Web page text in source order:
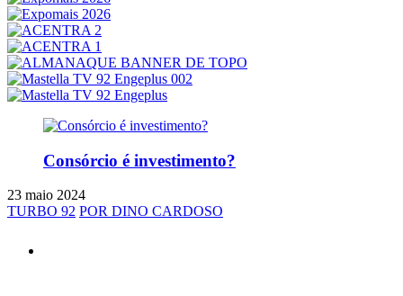
Consórcio é investimento?
23 maio 2024
TURBO 92 POR DINO CARDOSO